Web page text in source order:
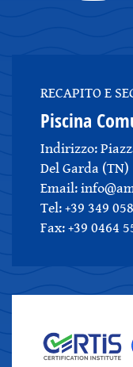
RECAPITO E
Piscina
Indirizzo:
Del Garda (TN)
Email:
Tel: +39 349
Fax: +39 0464